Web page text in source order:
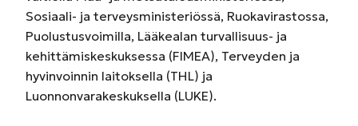
Sosiaali- ja terveysministeriössä, Ruokavirastossa,
Puolustusvoimilla, Lääkealan turvallisuus- ja
kehittämiskeskuksessa (FIMEA), Terveyden ja
hyvinvoinnin laitoksella (THL) ja
Luonnonvarakeskuksella (LUKE).